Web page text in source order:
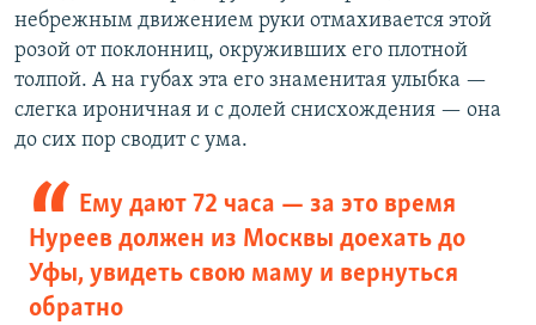
небрежным движением руки отмахивается этой
розой от поклонниц, окруживших его плотной
толпой. А на губах эта его знаменитая улыбка —
слегка ироничная и с долей снисхождения — она
до сих пор сводит с ума.
Ему дают 72 часа — за это время
Нуреев должен из Москвы доехать до
Уфы, увидеть свою маму и вернуться
обратно